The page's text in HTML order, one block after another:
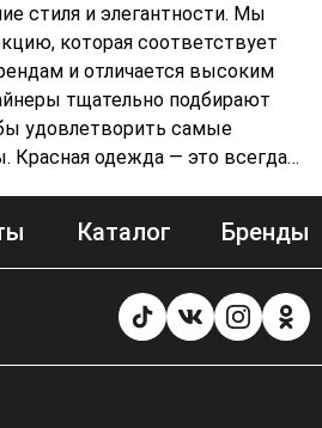
стиля и элегантности. Мы
которая соответствует
и отличается высоким
тщательно подбирают
удовлетворить самые
одежду и аксессуары в
вам создать
будет говорить о
В Avaro вы найдёте не просто
Каталог Бренды